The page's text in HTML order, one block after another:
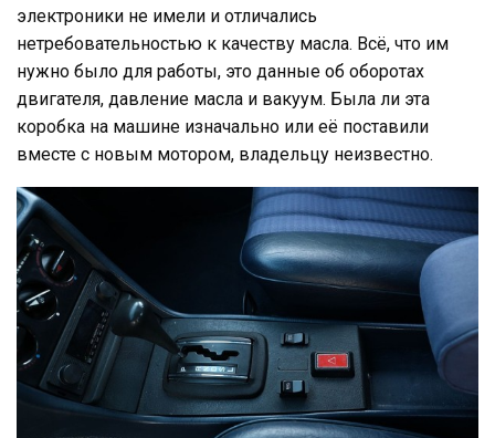
электроники не имели и отличались
нетребовательностью к качеству масла. Всё, что им
нужно было для работы, это данные об оборотах
двигателя, давление масла и вакуум. Была ли эта
коробка на машине изначально или её поставили
вместе с новым мотором, владельцу неизвестно.